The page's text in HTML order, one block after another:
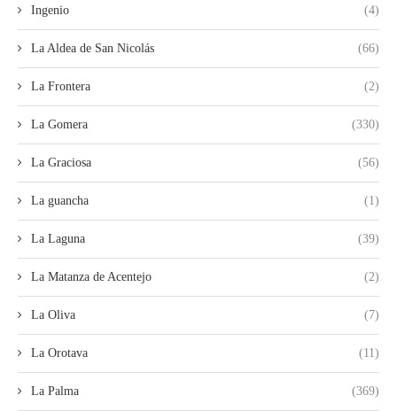
Ingenio (4)
La Aldea de San Nicolás (66)
La Frontera (2)
La Gomera (330)
La Graciosa (56)
La guancha (1)
La Laguna (39)
La Matanza de Acentejo (2)
La Oliva (7)
La Orotava (11)
La Palma (369)